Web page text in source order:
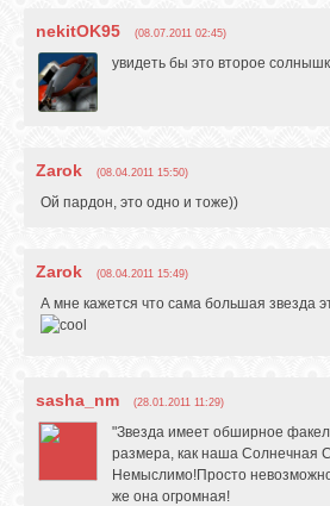
nekitOK95 (08.07.2011 02:45)
увидеть бы это второе
Zarok (08.04.2011 15:50)
Ой пардон, это одно и тоже))
Zarok (08.04.2011 15:49)
А мне кажется что сама большая звезда
sasha_nm (28.01.2011 11:29)
"Звезда имеет обширное факел
размера, как наша Солнечная
Немыслимо!Просто
же она огромная!